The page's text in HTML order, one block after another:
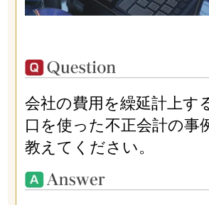
会社の費用を繰延計上す
口を使った不正会計の事
教えてください。